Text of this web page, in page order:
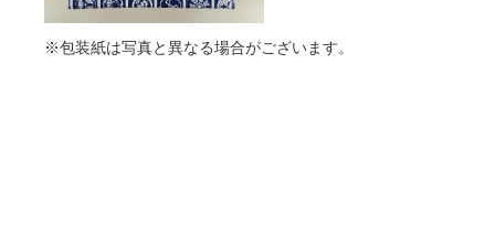
※包装紙は写真と異なる場合がございます。